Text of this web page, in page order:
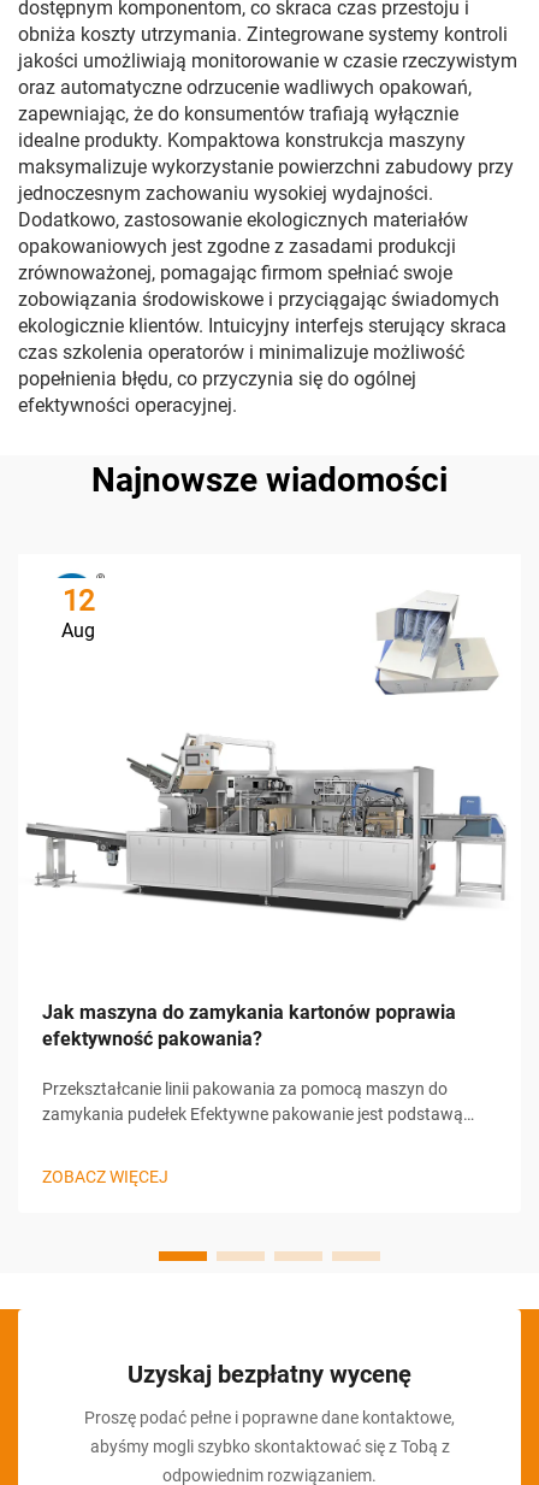
dostępnym komponentom, co skraca czas przestoju i
obniża koszty utrzymania. Zintegrowane systemy kontroli
jakości umożliwiają monitorowanie w czasie rzeczywistym
oraz automatyczne odrzucenie wadliwych opakowań,
zapewniając, że do konsumentów trafiają wyłącznie
idealne produkty. Kompaktowa konstrukcja maszyny
maksymalizuje wykorzystanie powierzchni zabudowy przy
jednoczesnym zachowaniu wysokiej wydajności.
Dodatkowo, zastosowanie ekologicznych materiałów
opakowaniowych jest zgodne z zasadami produkcji
zrównoważonej, pomagając firmom spełniać swoje
zobowiązania środowiskowe i przyciągając świadomych
ekologicznie klientów. Intuicyjny interfejs sterujący skraca
czas szkolenia operatorów i minimalizuje możliwość
popełnienia błędu, co przyczynia się do ogólnej
efektywności operacyjnej.
Najnowsze wiadomości
12
Aug
Jak maszyna do zamykania kartonów poprawia
efektywność pakowania?
Przekształcanie linii pakowania za pomocą maszyn do
zamykania pudełek Efektywne pakowanie jest podstawą
wyróżnia się jako kluczowy element nowoczesnych linii
ZOBACZ WIĘCEJ
Uzyskaj bezpłatny wycenę
Proszę podać pełne i poprawne dane kontaktowe,
abyśmy mogli szybko skontaktować się z Tobą z
odpowiednim rozwiązaniem.